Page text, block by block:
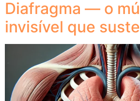
Diafragma — o
invisível que